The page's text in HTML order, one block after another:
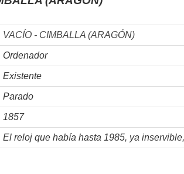
VACÍO - CIMBALLA (ARAGÓN)
Ordenador
Existente
Parado
1857
El reloj que había hasta 1985, ya